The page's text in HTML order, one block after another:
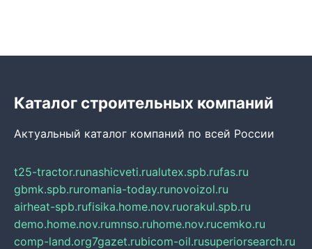
Каталог строительных компаний
Актуальный каталог компаний по всей России
t25-tractor.runashicveti.rualutex.spb.rufas.ru
gbmk.spb.ruromania-today.runovoizol.ru
airheat-spb.rufisika.home.nov.ruorakul.spb.ru
demo.home.nov.rumnso.ruhome.nov.rucemko.ru
comp-land.org7gazet.rubicom-oil.rusuperiorsearch.ru